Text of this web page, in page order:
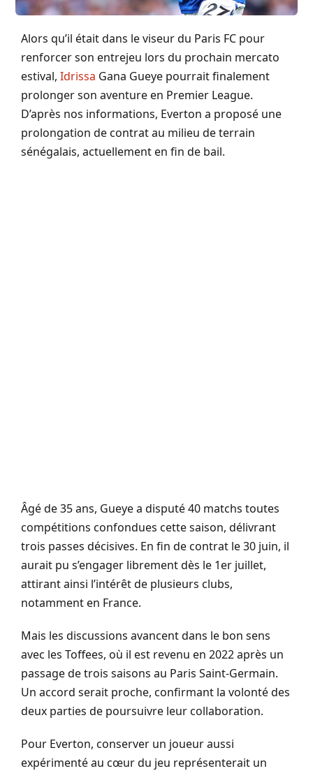
Alors qu’il était dans le viseur du Paris FC pour
renforcer son entrejeu lors du prochain mercato
estival, Idrissa Gana Gueye pourrait finalement
prolonger son aventure en Premier League.
D’après nos informations, Everton a proposé une
prolongation de contrat au milieu de terrain
sénégalais, actuellement en fin de bail.
Âgé de 35 ans, Gueye a disputé 40 matchs toutes
compétitions confondues cette saison, délivrant
trois passes décisives. En fin de contrat le 30 juin, il
aurait pu s’engager librement dès le 1er juillet,
attirant ainsi l’intérêt de plusieurs clubs,
notamment en France.
Mais les discussions avancent dans le bon sens
avec les Toffees, où il est revenu en 2022 après un
passage de trois saisons au Paris Saint-Germain.
Un accord serait proche, confirmant la volonté des
deux parties de poursuivre leur collaboration.
Pour Everton, conserver un joueur aussi
expérimenté au cœur du jeu représenterait un